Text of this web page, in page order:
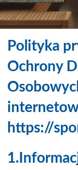
Polityka
Ochrony
https://